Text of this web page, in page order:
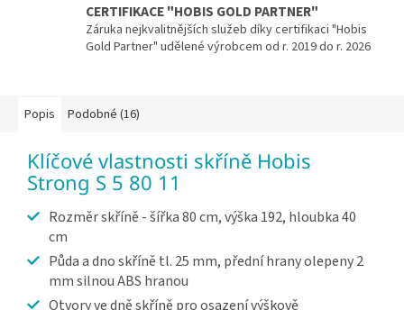
CERTIFIKACE "HOBIS GOLD PARTNER"
Záruka nejkvalitnějších služeb díky certifikaci "Hobis
Gold Partner" udělené výrobcem od r. 2019 do r. 2026
Popis Podobné (16)
Klíčové vlastnosti skříně Hobis
Strong S 5 80 11
Rozměr skříně - šířka 80 cm, výška 192, hloubka 40
cm
Půda a dno skříně tl. 25 mm, přední hrany olepeny 2
mm silnou ABS hranou
Otvory ve dně skříně pro osazení výškově